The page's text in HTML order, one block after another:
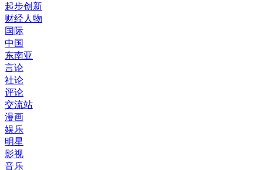
起步创新
财经人物
国际
中国
东南亚
言论
社论
评论
交流站
漫画
娱乐
明星
影视
音乐